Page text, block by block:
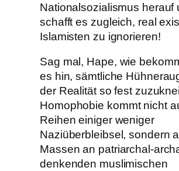
Nationalsozialismus herauf
schafft es zugleich, real
Islamisten zu ignorieren!
Sag mal, Hape, wie
es hin, sämtliche
der Realität so fest
Homophobie kommt nicht
Reihen einiger weniger
Naziüberbleibsel, sondern
Massen an patriarchal-
denkenden muslimischen